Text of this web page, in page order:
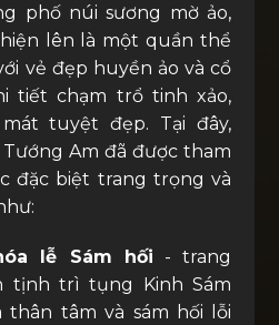
phố núi sương mờ ảo,
lên là một quần thể
vẻ đẹp huyền ảo và cổ
tiết chạm trổ tinh xảo,
tuyệt đẹp. Tại đây,
Am đã được tham
đặc biệt trang trọng và
lễ Sám hối - trang
tịnh trì tụng Kinh Sám
thân tâm và sám hối lỗi